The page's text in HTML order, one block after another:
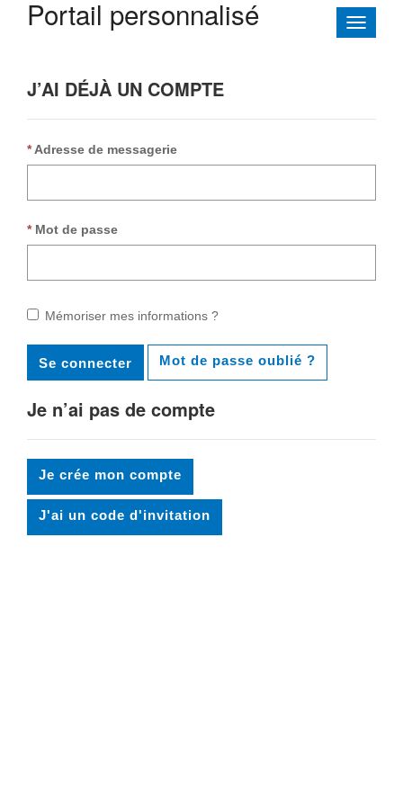
Portail personnalisé
Toggle
J’AI DÉJÀ UN COMPTE
Adresse de messagerie
Mot de passe
Mémoriser mes informations ?
Se connecter Mot de passe oublié ?
Je n’ai pas de compte
Je crée mon compte
J'ai un code d'invitation